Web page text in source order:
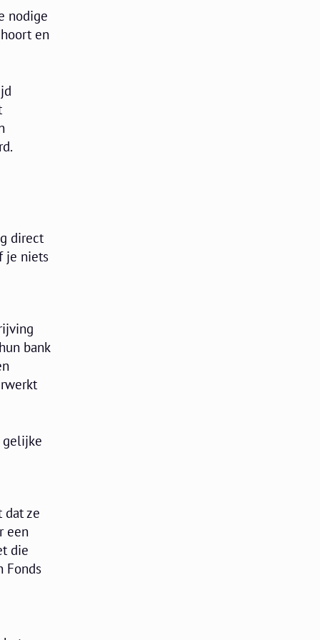
nodige
en
direct
je niets
bank
gelijke
dat ze
een
die
Fonds